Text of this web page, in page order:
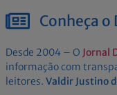
Conheça
Desde 2004 – O Jornal
informação com
leitores. Valdir Justino